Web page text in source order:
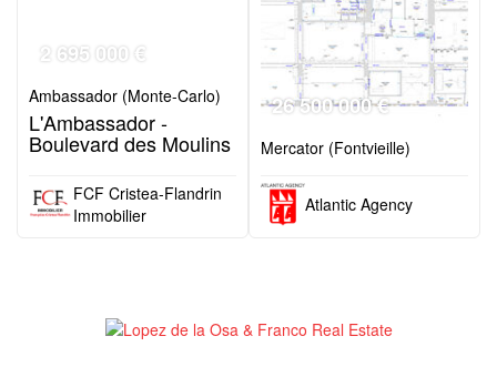
2 695 000 €
Ambassador (Monte-Carlo)
L'Ambassador -
Boulevard des Moulins
FCF Cristea-Flandrin
Immobilier
26 500 000 €
Mercator (Fontvieille)
Atlantic Agency